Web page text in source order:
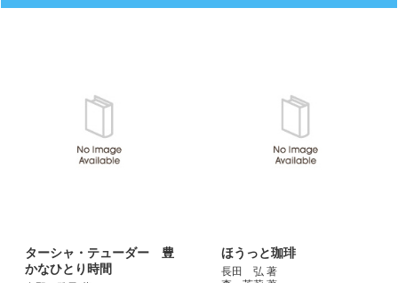
ターシャ・テューダー 豊
かなひとり時間
ほうっと珈琲
長田 弘 著